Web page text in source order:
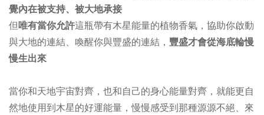
覺內在被支持、被大地承接
但唯有當你允許這瓶帶有木星能量的植物香氣，協助你啟動
與大地的連結、喚醒你與豐盛的連結， 豐盛才會從海底輪慢
慢生出來
當你和天地宇宙對齊，也和自己的身心能量對齊，就能更自
然地使用到木星的好運能量，慢慢感受到那種源源不絕、來